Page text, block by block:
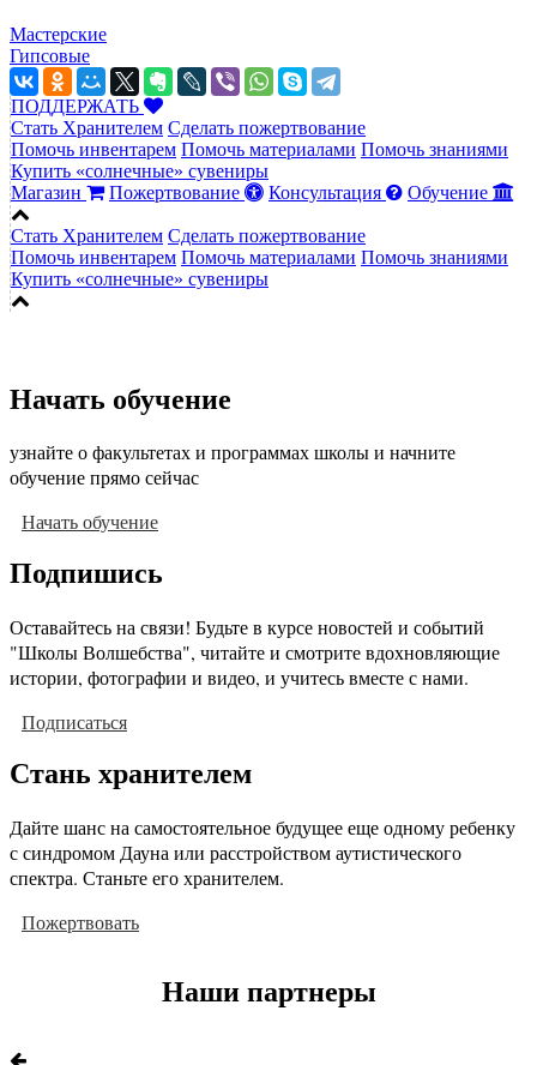
Мастерские
Гипсовые
ПОДДЕРЖАТЬ
Стать Хранителем Сделать пожертвование
Помочь инвентарем Помочь материалами Помочь знаниями
Купить «солнечные» сувениры
Магазин
Пожертвование Консультация Обучение
Стать Хранителем Сделать пожертвование
Помочь инвентарем Помочь материалами Помочь знаниями
Купить «солнечные» сувениры
Начать обучение
узнайте о факультетах и программах школы и начните
обучение прямо сейчас
Начать обучение
Подпишись
Оставайтесь на связи! Будьте в курсе новостей и событий
"Школы Волшебства", читайте и смотрите вдохновляющие
истории, фотографии и видео, и учитесь вместе с нами.
Подписаться
Стань хранителем
Дайте шанс на самостоятельное будущее еще одному ребенку
с синдромом Дауна или расстройством аутистического
спектра. Станьте его хранителем.
Пожертвовать
Наши партнеры